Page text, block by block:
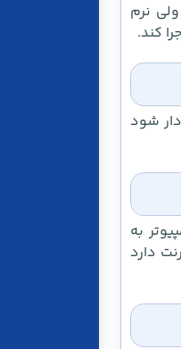
نرم
کند.
شود
به
دارد